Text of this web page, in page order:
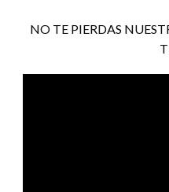
NO TE PIERDAS